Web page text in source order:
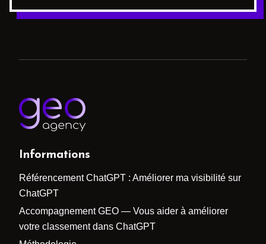
Informations
Référencement ChatGPT : Améliorer ma visibilité sur
ChatGPT
Accompagnement GEO — Vous aider à améliorer
votre classement dans ChatGPT